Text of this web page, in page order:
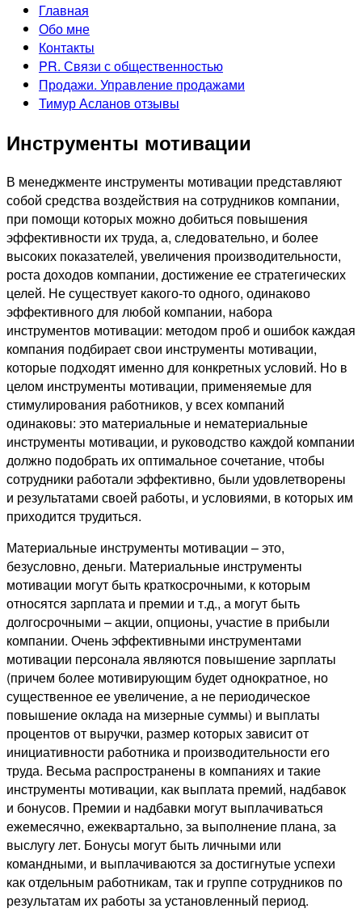
Главная
Обо мне
Контакты
PR. Связи с общественностью
Продажи. Управление продажами
Тимур Асланов отзывы
Инструменты мотивации
В менеджменте инструменты мотивации представляют
собой средства воздействия на сотрудников компании,
при помощи которых можно добиться повышения
эффективности их труда, а, следовательно, и более
высоких показателей, увеличения производительности,
роста доходов компании, достижение ее стратегических
целей. Не существует какого-то одного, одинаково
эффективного для любой компании, набора
инструментов мотивации: методом проб и ошибок каждая
компания подбирает свои инструменты мотивации,
которые подходят именно для конкретных условий. Но в
целом инструменты мотивации, применяемые для
стимулирования работников, у всех компаний
одинаковы: это материальные и нематериальные
инструменты мотивации, и руководство каждой компании
должно подобрать их оптимальное сочетание, чтобы
сотрудники работали эффективно, были удовлетворены
и результатами своей работы, и условиями, в которых им
приходится трудиться.
Материальные инструменты мотивации – это,
безусловно, деньги. Материальные инструменты
мотивации могут быть краткосрочными, к которым
относятся зарплата и премии и т.д., а могут быть
долгосрочными – акции, опционы, участие в прибыли
компании. Очень эффективными инструментами
мотивации персонала являются повышение зарплаты
(причем более мотивирующим будет однократное, но
существенное ее увеличение, а не периодическое
повышение оклада на мизерные суммы) и выплаты
процентов от выручки, размер которых зависит от
инициативности работника и производительности его
труда. Весьма распространены в компаниях и такие
инструменты мотивации, как выплата премий, надбавок
и бонусов. Премии и надбавки могут выплачиваться
ежемесячно, ежеквартально, за выполнение плана, за
выслугу лет. Бонусы могут быть личными или
командными, и выплачиваются за достигнутые успехи
как отдельным работникам, так и группе сотрудников по
результатам их работы за установленный период.